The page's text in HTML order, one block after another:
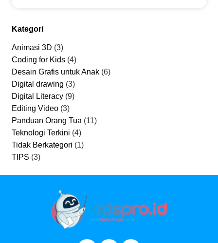
Kategori
Animasi 3D (3)
Coding for Kids (4)
Desain Grafis untuk Anak (6)
Digital drawing (3)
Digital Literacy (9)
Editing Video (3)
Panduan Orang Tua (11)
Teknologi Terkini (4)
Tidak Berkategori (1)
TIPS (3)